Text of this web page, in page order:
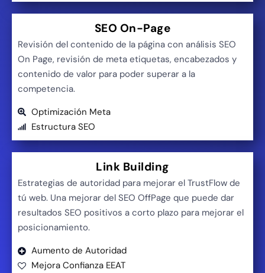
SEO On-Page
Revisión del contenido de la página con análisis SEO
On Page, revisión de meta etiquetas, encabezados y
contenido de valor para poder superar a la
competencia.
Optimización Meta
Estructura SEO
Link Building
Estrategias de autoridad para mejorar el TrustFlow de
tú web. Una mejorar del SEO OffPage que puede dar
resultados SEO positivos a corto plazo para mejorar el
posicionamiento.
Aumento de Autoridad
Mejora Confianza EEAT